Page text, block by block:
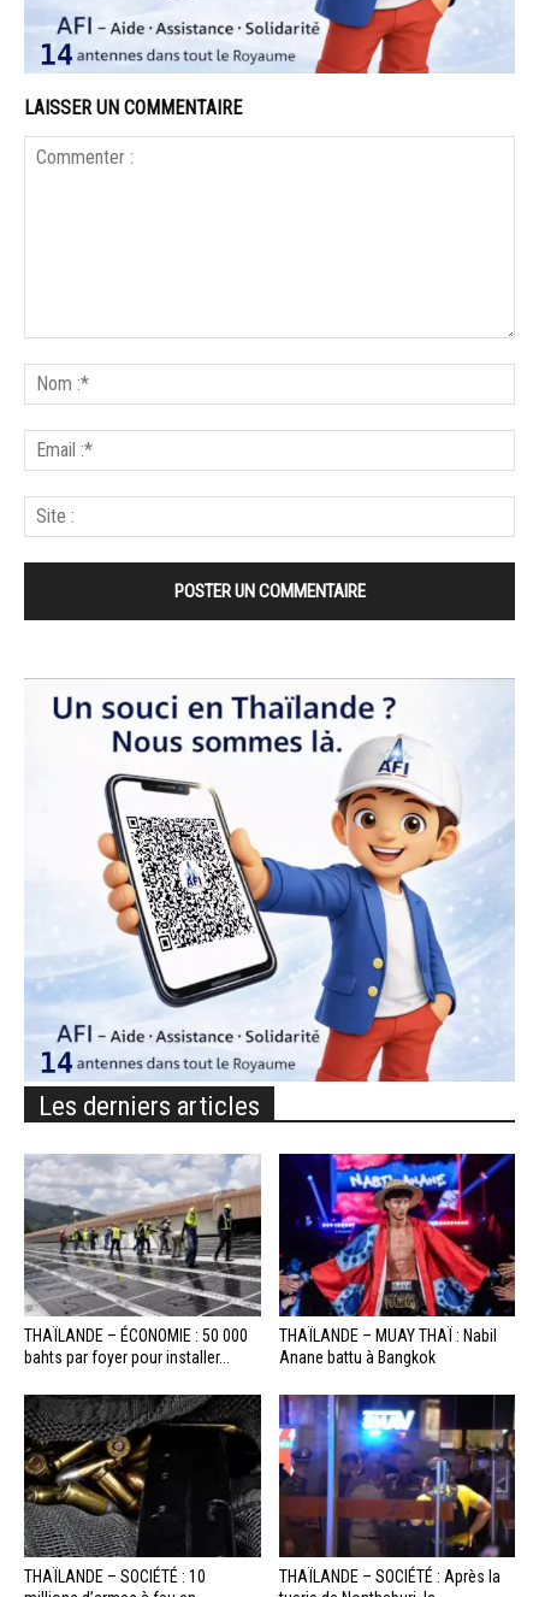
LAISSER UN COMMENTAIRE
Les derniers articles
THAÏLANDE – ÉCONOMIE : 50 000
bahts par foyer pour installer...
THAÏLANDE – MUAY THAÏ : Nabil
Anane battu à Bangkok
THAÏLANDE – SOCIÉTÉ : 10
THAÏLANDE – SOCIÉTÉ : Après la